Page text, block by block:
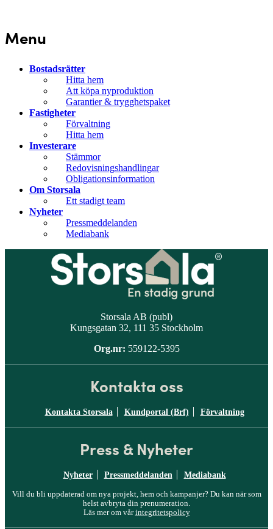
Menu
Bostadsrätter
Hitta hem
Att köpa nyproduktion
Garantier & trygghetspaket
Fastigheter
Förvaltning
Hitta hem
Investerare
Stämmor
Redovisningshandlingar
Obligationsinformation
Om Storsala
Ett stadigt team
Nyheter
Pressmeddelanden
Mediabank
Storsala AB (publ)
Kungsgatan 32, 111 35 Stockholm
Org.nr: 559122-5395
Kontakta oss
Kontakta Storsala Kundportal (Brf) Förvaltning
Press & Nyheter
Nyheter Pressmeddelanden Mediabank
Vill du bli uppdaterad om nya projekt, hem och kampanjer? Du kan när som
helst avbryta din prenumeration.
Läs mer om vårintegritetspolicy